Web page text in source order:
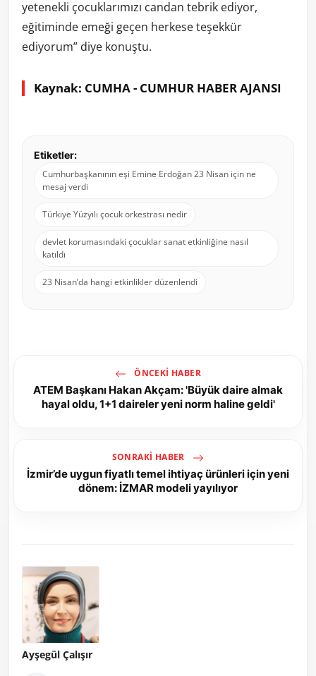
yetenekli çocuklarımızı candan tebrik ediyor,
eğitiminde emeği geçen herkese teşekkür
ediyorum” diye konuştu.
Kaynak: CUMHA - CUMHUR HABER AJANSI
Etiketler:
Cumhurbaşkanının eşi Emine Erdoğan 23 Nisan için ne
mesaj verdi
Türkiye Yüzyılı çocuk orkestrası nedir
devlet korumasındaki çocuklar sanat etkinliğine nasıl
katıldı
23 Nisan’da hangi etkinlikler düzenlendi
ÖNCEKI HABER
ATEM Başkanı Hakan Akçam: 'Büyük daire almak
hayal oldu, 1+1 daireler yeni norm haline geldi'
SONRAKI HABER
İzmir’de uygun fiyatlı temel ihtiyaç ürünleri için yeni
dönem: İZMAR modeli yayılıyor
Ayşegül Çalışır